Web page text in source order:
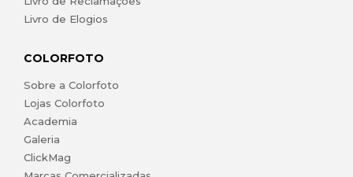
Livro de Elogios
COLORFOTO
Sobre a Colorfoto
Lojas Colorfoto
Academia
Galeria
ClickMag